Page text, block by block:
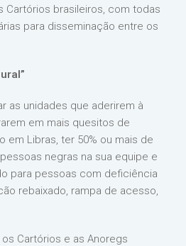
Cartórios brasileiros, com todas
para disseminação entre os
as unidades que aderirem à
em mais quesitos de
em Libras, ter 50% ou mais de
negras na sua equipe e
para pessoas com deficiência
rebaixado, rampa de acesso,
Cartórios e as Anoregs